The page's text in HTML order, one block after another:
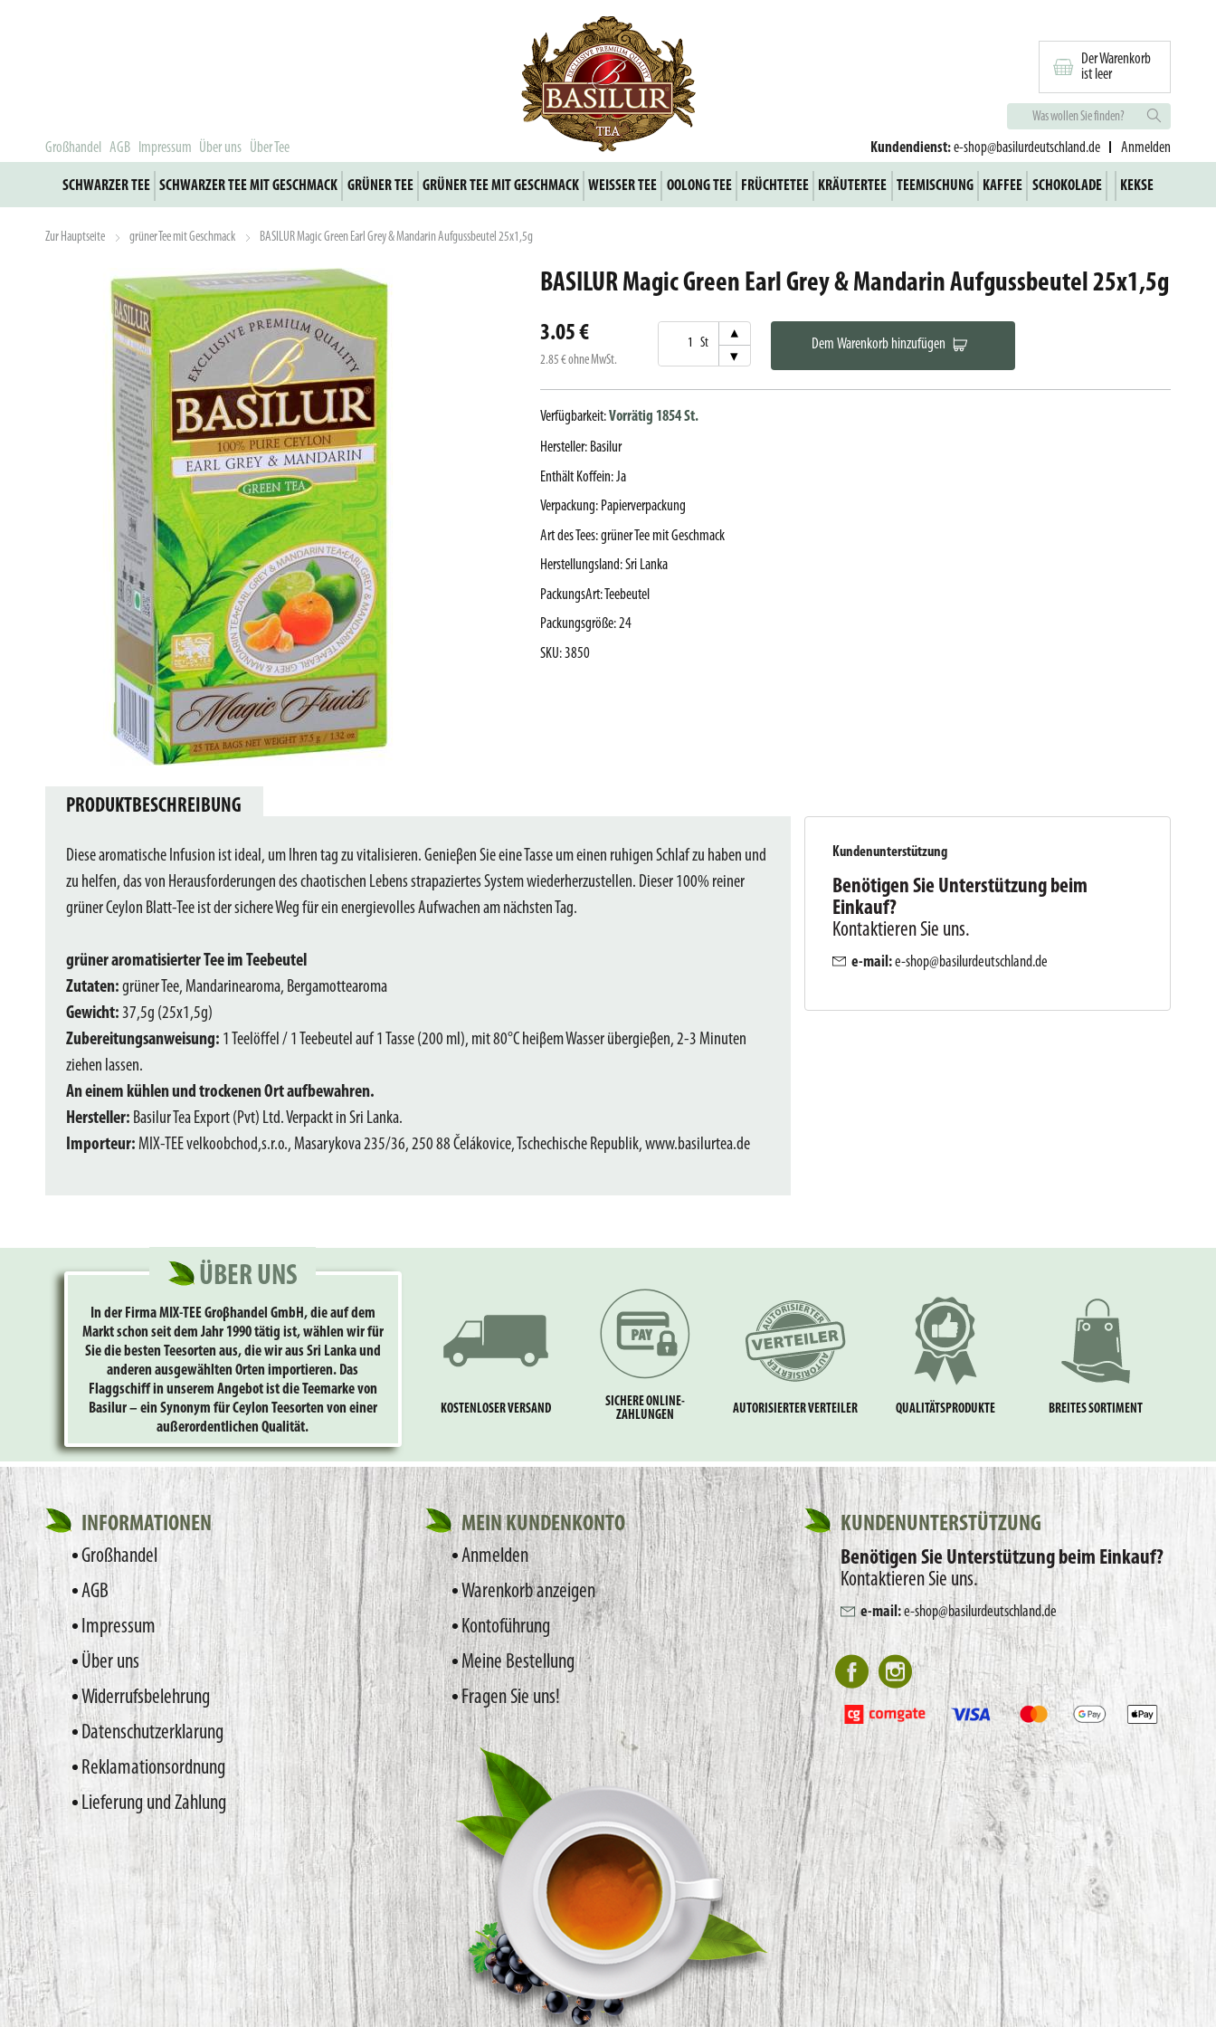
Großhandel AGB Impressum Über uns Über Tee
Der Warenkorb
ist leer
Kundendienst:e-shop@basilurdeutschland.de Anmelden
SCHWARZER TEE SCHWARZER TEE MIT GESCHMACK GRÜNER TEE GRÜNER TEE MIT GESCHMACK WEISSER TEE OOLONG TEE FRÜCHTETEE KRÄUTERTEE TEEMISCHUNG KAFFEE SCHOKOLADE KEKSE
Zur Hauptseite grüner Tee mit Geschmack BASILUR Magic Green Earl Grey & Mandarin Aufgussbeutel 25x1,5g
BASILUR Magic Green Earl Grey & Mandarin Aufgussbeutel 25x1,5g
3.05 €
2.85 €ohne MwSt.
St
▾
▾
Dem Warenkorb hinzufügen
Verfügbarkeit:Vorrätig 1854 St.
Hersteller: Basilur
Enthält Koffein:Ja
Verpackung: Papierverpackung
Art des Tees:grüner Tee mit Geschmack
Herstellungsland:Sri Lanka
PackungsArt:Teebeutel
Packungsgröße:24
SKU:3850
PRODUKTBESCHREIBUNG
Diese aromatische Infusion ist ideal, um Ihren tag zu vitalisieren. Genieβen Sie eine Tasse um einen ruhigen Schlaf zu haben und
zu helfen, das von Herausforderungen des chaotischen Lebens strapaziertes System wiederherzustellen. Dieser 100% reiner
grüner Ceylon Blatt-Tee ist der sichere Weg für ein energievolles Aufwachen am nächsten Tag.
grüner aromatisierter Tee im Teebeutel
Zutaten: grüner Tee, Mandarinearoma, Bergamottearoma
Gewicht: 37,5g (25x1,5g)
Zubereitungsanweisung: 1 Teelöffel / 1 Teebeutel auf 1 Tasse (200 ml), mit 80°C heiβem Wasser übergieβen, 2-3 Minuten
ziehen lassen.
An einem kühlen und trockenen Ort aufbewahren.
Hersteller: Basilur Tea Export (Pvt) Ltd. Verpackt in Sri Lanka.
Importeur: MIX-TEE velkoobchod,s.r.o., Masarykova 235/36, 250 88 Čelákovice, Tschechische Republik, www.basilurtea.de
Kundenunterstützung
Benötigen Sie Unterstützung beim
Einkauf?
Kontaktieren Sie uns.
e-mail:e-shop@basilurdeutschland.de
ÜBER UNS
In der Firma MIX-TEE Groβhandel GmbH, die auf dem
Markt schon seit dem Jahr 1990 tätig ist, wählen wir für
Sie die besten Teesorten aus, die wir aus Sri Lanka und
anderen ausgewählten Orten importieren. Das
Flaggschiff in unserem Angebot ist die Teemarke von
Basilur – ein Synonym für Ceylon Teesorten von einer
außerordentlichen Qualität.
KOSTENLOSER VERSAND
SICHERE ONLINE-
ZAHLUNGEN
AUTORISIERTER VERTEILER QUALITÄTSPRODUKTE BREITES SORTIMENT
INFORMATIONEN
Großhandel
AGB
Impressum
Über uns
Widerrufsbelehrung
Datenschutzerklarung
Reklamationsordnung
Lieferung und Zahlung
MEIN KUNDENKONTO
Anmelden
Warenkorb anzeigen
Kontoführung
Meine Bestellung
Fragen Sie uns!
KUNDENUNTERSTÜTZUNG
Benötigen Sie Unterstützung beim Einkauf?
Kontaktieren Sie uns.
e-mail:e-shop@basilurdeutschland.de